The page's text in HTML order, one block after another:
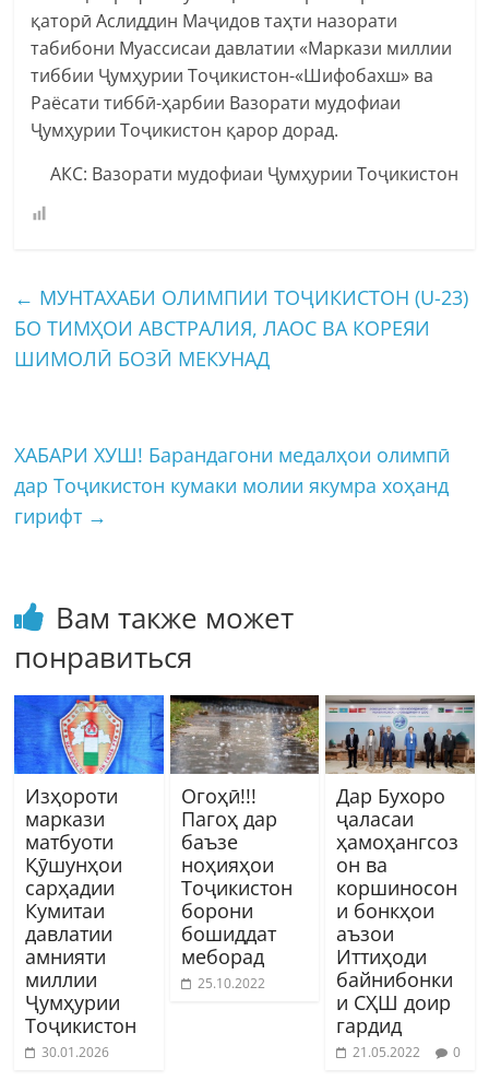
қаторӣ Аслиддин Маҷидов таҳти назорати
табибони Муассисаи давлатии «Маркази миллии
тиббии Ҷумҳурии Тоҷикистон-«Шифобахш» ва
Раёсати тиббӣ-ҳарбии Вазорати мудофиаи
Ҷумҳурии Тоҷикистон қарор дорад.
АКС: Вазорати мудофиаи Ҷумҳурии Тоҷикистон
← МУНТАХАБИ ОЛИМПИИ ТОҶИКИСТОН (U-23)
БО ТИМҲОИ АВСТРАЛИЯ, ЛАОС ВА КОРЕЯИ
ШИМОЛӢ БОЗӢ МЕКУНАД
ХАБАРИ ХУШ! Барандагони медалҳои олимпӣ
дар Тоҷикистон кумаки молии якумра хоҳанд
гирифт →
Вам также может
понравиться
Изҳороти
маркази
матбуоти
Қӯшунҳои
сарҳадии
Кумитаи
давлатии
амнияти
миллии
Ҷумҳурии
Тоҷикистон
30.01.2026
Огоҳӣ!!!
Пагоҳ дар
баъзе
ноҳияҳои
Тоҷикистон
борони
бошиддат
меборад
25.10.2022
Дар Бухоро
ҷаласаи
ҳамоҳангсоз
он ва
коршиносон
и бонкҳои
аъзои
Иттиҳоди
байнибонки
и СҲШ доир
гардид
21.05.2022 0